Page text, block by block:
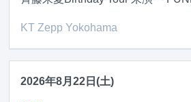
KT Zepp Yokohama
2026年8月22日(土)